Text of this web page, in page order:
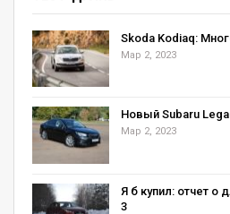
Skoda Kodiaq:
Мар 2, 2023
Новый Subaru
Мар 2, 2023
Я б купил: отчет о
3